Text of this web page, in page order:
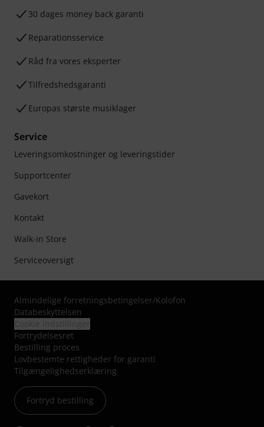
30 dages money back garanti
Reparationsservice
Råd fra vores eksperter
Tilfredshedsgaranti
Europas største musiklager
Service
Leveringsomkostninger og leveringstider
Supportcenter
Gavekort
Kontakt
Walk-in Store
Serviceoversigt
Almindelige forretningsbetingelser/Kolofon
Databeskyttelsen
Fortrydelsesret
Bestilling proces
Lovbestemte rettigheder for garanti
Tilgængelighedserklæring
Fortryd bestilling